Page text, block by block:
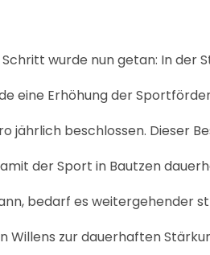
wurde nun getan: In der
eine Erhöhung der
jährlich beschlossen. Dieser
der Sport in Bautzen
bedarf es weitergehender
Willens zur dauerhaften